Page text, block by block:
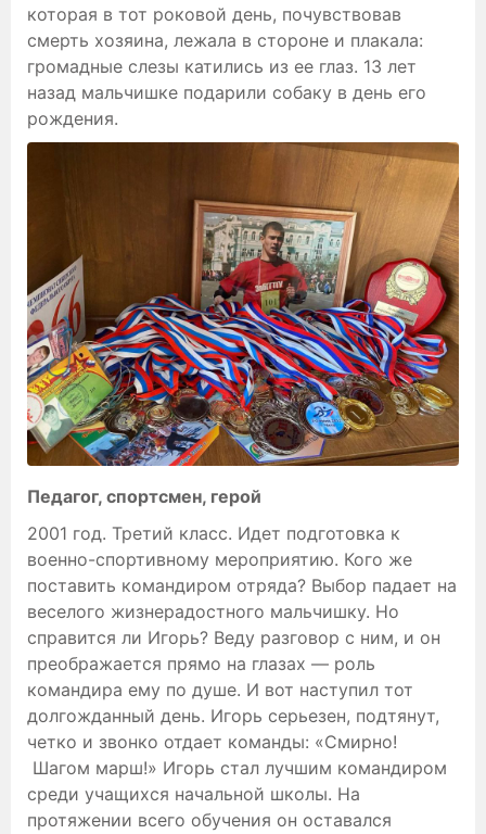
которая в тот роковой день, почувствовав
смерть хозяина, лежала в стороне и плакала:
громадные слезы катились из ее глаз. 13 лет
назад мальчишке подарили собаку в день его
рождения.
Педагог, спортсмен, герой
2001 год. Третий класс. Идет подготовка к
военно-спортивному мероприятию. Кого же
поставить командиром отряда? Выбор падает на
веселого жизнерадостного мальчишку. Но
справится ли Игорь? Веду разговор с ним, и он
преображается прямо на глазах — роль
командира ему по душе. И вот наступил тот
долгожданный день. Игорь серьезен, подтянут,
четко и звонко отдает команды: «Смирно!
Шагом марш!» Игорь стал лучшим командиром
среди учащихся начальной школы. На
протяжении всего обучения он оставался